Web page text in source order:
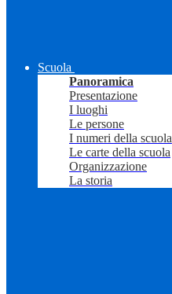
Scuola
Panoramica
Presentazione
I luoghi
Le persone
I numeri della scuola
Le carte della scuola
Organizzazione
La storia